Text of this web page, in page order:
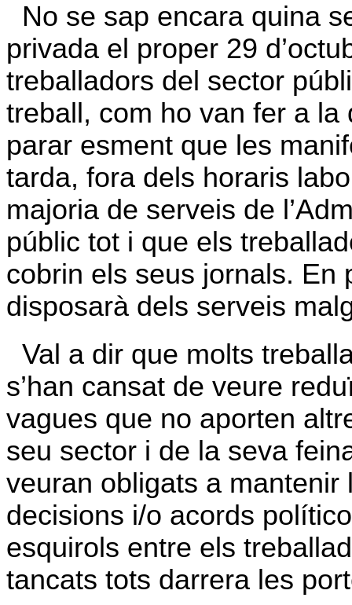
No se sap encara quina
privada el proper 29
treballadors del sector
treball, com ho van fer a
parar esment que les
tarda, fora dels horaris
majoria de serveis de
públic tot i que els
cobrin els seus jornals. En
disposarà dels serveis
Val a dir que molts
s’han cansat de veure
vagues que no aporten
seu sector i de la seva
veuran obligats a
decisions i/o acords
esquirols entre els
tancats tots darrera les